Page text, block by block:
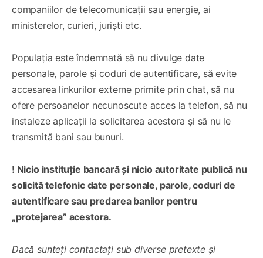
companiilor de telecomunicații sau energie, ai
ministerelor, curieri, juriști etc.
Populația este îndemnată să nu divulge date
personale, parole și coduri de autentificare, să evite
accesarea linkurilor externe primite prin chat, să nu
ofere persoanelor necunoscute acces la telefon, să nu
instaleze aplicații la solicitarea acestora și să nu le
transmită bani sau bunuri.
! Nicio instituție bancară și nicio autoritate publică nu
solicită telefonic date personale, parole, coduri de
autentificare sau predarea banilor pentru
„protejarea” acestora.
Dacă sunteți contactați sub diverse pretexte și